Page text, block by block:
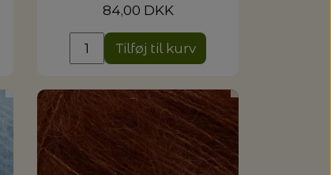
84,00 DKK
Tilføj til kurv